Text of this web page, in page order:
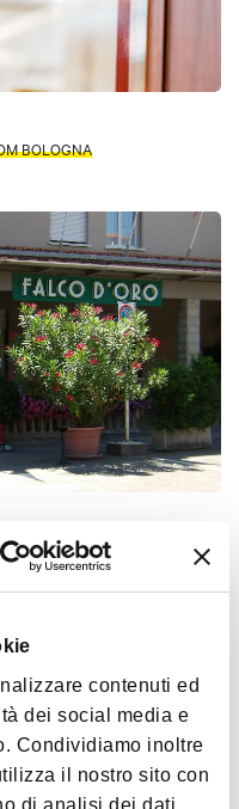
contenuti ed
dei social media e
Condividiamo inoltre
il nostro sito con
di analisi dei dati
BOLOGNA
< 40 KM FROM BOLOGNA